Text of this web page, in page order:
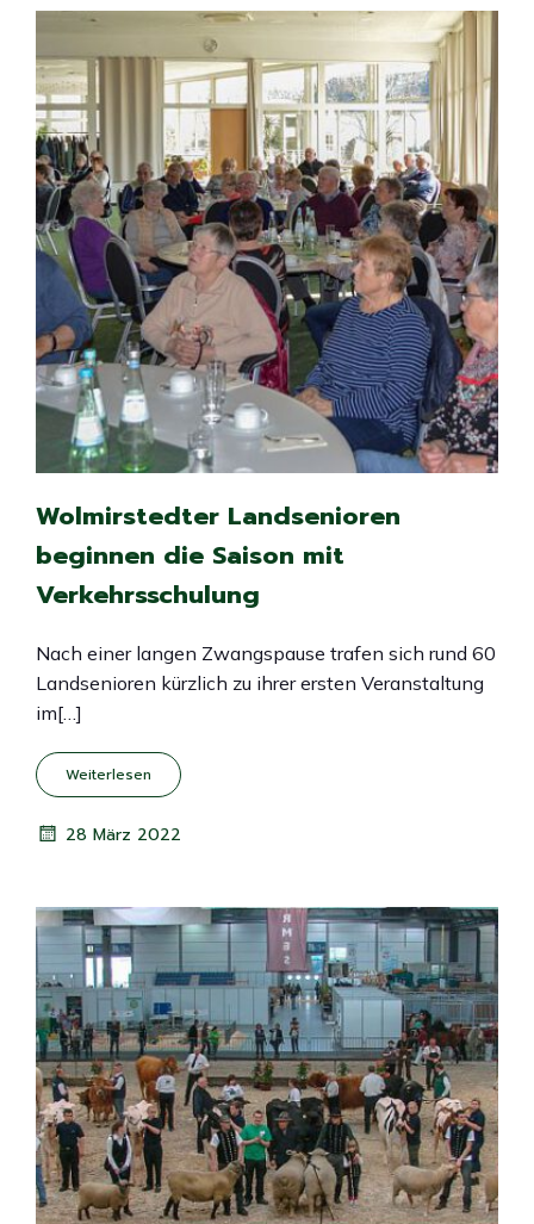
Wolmirstedter Landsenioren
beginnen die Saison mit
Verkehrsschulung
Nach einer langen Zwangspause trafen sich rund 60
Landsenioren kürzlich zu ihrer ersten Veranstaltung
im[…]
Weiterlesen
28 März 2022